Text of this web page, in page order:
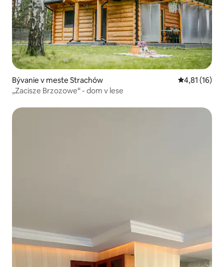
Bývanie v meste Strachów Priemerné
4,81 (16)
„Zacisze Brzozowe“ - dom v lese